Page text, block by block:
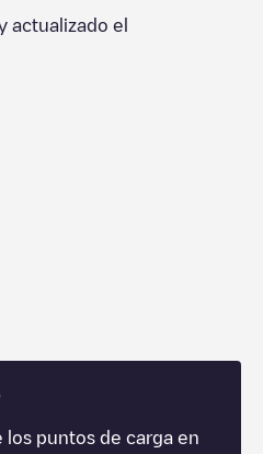
actualizado el
los puntos de carga en